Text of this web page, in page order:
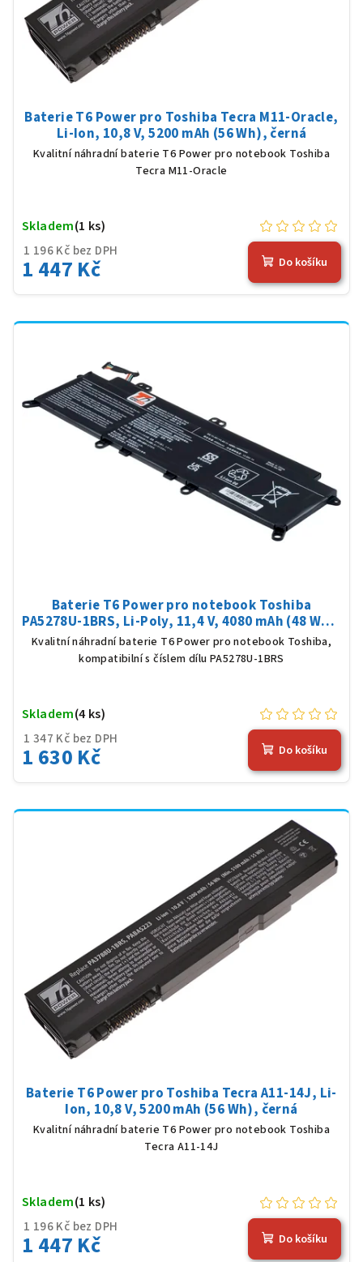
Baterie T6 Power pro Toshiba Tecra M11-Oracle,
Li-Ion, 10,8 V, 5200 mAh (56 Wh), černá
Kvalitní náhradní baterie T6 Power pro notebook Toshiba
Tecra M11-Oracle
1 196 Kč bez DPH
1 447 Kč
Skladem(1 ks)
Do košíku
Baterie T6 Power pro notebook Toshiba
PA5278U-1BRS, Li-Poly, 11,4 V, 4080 mAh (48 Wh),
černá
Kvalitní náhradní baterie T6 Power pro notebook Toshiba,
kompatibilní s číslem dílu PA5278U-1BRS
1 347 Kč bez DPH
1 630 Kč
Skladem(4 ks)
Do košíku
Baterie T6 Power pro Toshiba Tecra A11-14J, Li-
Ion, 10,8 V, 5200 mAh (56 Wh), černá
Kvalitní náhradní baterie T6 Power pro notebook Toshiba
Tecra A11-14J
1 196 Kč bez DPH
1 447 Kč
Skladem(1 ks)
Do košíku